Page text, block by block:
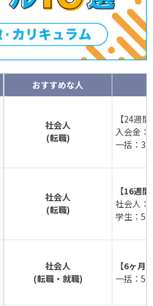
おすすめな人
社会人
(転職)
【24週
入会金：
一括：
社会人
(転職)
【16週
社会人：
学生：
社会人
(転職・就職)
【6ヶ月
一括：